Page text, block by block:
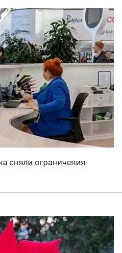
сняли ограничения